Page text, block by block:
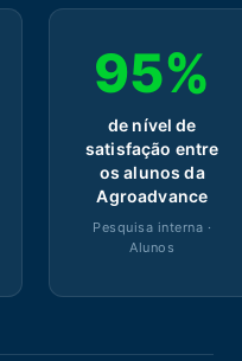
95%
de nível de
satisfação entre
os alunos da
Agroadvance
Pesquisa interna ·
Alunos